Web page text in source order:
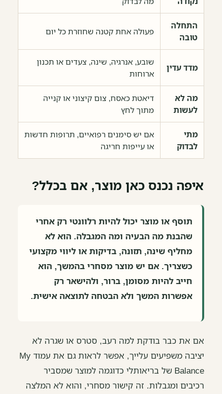
התחלה
טובה
פעולה אחת קטנה שחוזרת כל יום
מדד עדין
שובע, אנרגיה, שינה, צעדים או תכנון
ארוחות
מה לא
לעשות
דיאטת כאסח, צום קיצוני או קנייה
מתוך לחץ
מתי
לבדוק
אם יש סימנים רפואיים, תרופות חדשות
או עייפות חריגה
איפה נכנס כאן מוצר, אם בכלל?
תוסף או מוצר יכול להיות רלוונטי רק אחרי
שהבנת מה הבעיה ומה המגבלה. הוא לא
מחליף שינה, תזונה, בדיקות או ליווי מקצועי
כשצריך. אם יש מוצר מסחרי בהמשך, הוא
חייב להיות מסומן, ברור, ולהישאר רק
אפשרות המשך ולא הבטחה לתוצאה אישית.
אם את כבר בודקת למה רעב, סטרס או שגרה לא
יציבה משפיעים עלייך, אפשר לראות גם את עמוד My
Balance של בריאותלי כדוגמה למוצר שמסביר
רכיבים ומגבלות. זה קישור מסחרי, והוא לא המלצה